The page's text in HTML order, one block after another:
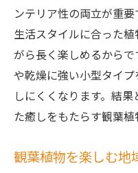
ンテリア性の両立が重
生活スタイルに合った
がら長く楽しめるから
や乾燥に強い小型タイ
しにくくなります。結
た癒しをもたらす観葉植
観葉植物を楽しむ地